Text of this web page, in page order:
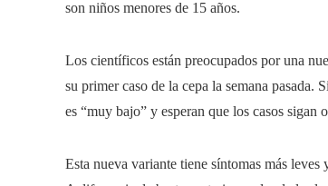
son niños menores de 15 años.
Los científicos están preocupados por una
su primer caso de la cepa la semana pasada.
es “muy bajo” y esperan que los casos sigan
Esta nueva variante tiene síntomas más